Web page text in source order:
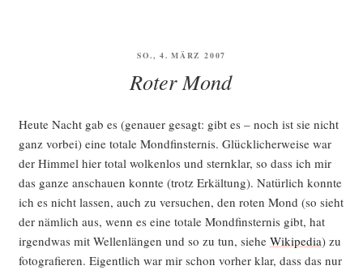
VERÖFFENTLICHT
SO., 4. MÄRZ 2007
Roter Mond
Heu­te Nacht gab es (genau­er gesagt: gibt es – noch ist sie nicht
ganz vor­bei) eine tota­le Mond­fins­ter­nis. Glück­li­cher­wei­se war
der Him­mel hier total wol­ken­los und stern­klar, so dass ich mir
das gan­ze anschau­en konn­te (trotz Erkäl­tung). Natür­lich konn­te
ich es nicht las­sen, auch zu ver­su­chen, den roten Mond (so sieht
der näm­lich aus, wenn es eine tota­le Mond­fins­ter­nis gibt, hat
irgend­was mit Wel­len­län­gen und so zu tun, sie­he Wiki­pe­dia) zu
foto­gra­fie­ren. Eigent­lich war mir schon vor­her klar, dass das nur